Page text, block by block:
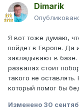
Dimarik
Я вот тоже думаю,
пойдет в Европе. Да
закладывают в
развалах стоит
такого не
который помог бы
Изменено 30